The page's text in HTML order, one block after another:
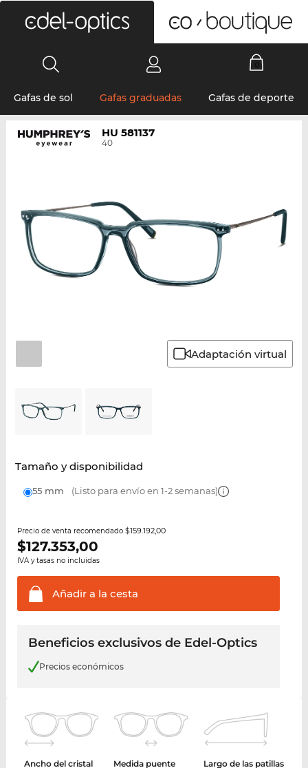
Gafas de sol Gafas graduadas Gafas de deporte
HU 581137
40
Adaptación virtual
Tamaño y disponibilidad
55 mm (Listo para envío en 1-2 semanas)
Precio de venta recomendado $159.192,00
$127.353,00
IVA y tasas no incluidas
Añadir a la cesta
Beneficios exclusivos de Edel-Optics
Precios económicos
Ancho del cristal
Medida puente
Largo de las patillas